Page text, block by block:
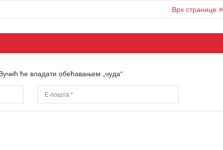
Врх странице
ће владати обећавањем „чуда“